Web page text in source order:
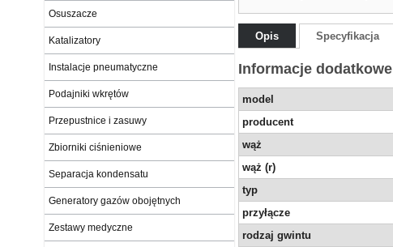
Opis Specyfikacja
Informacje dodatkowe
model
producent
wąż
wąż (r)
typ
przyłącze
rodzaj gwintu
Osuszacze
Katalizatory
Instalacje pneumatyczne
Podajniki wkrętów
Przepustnice i zasuwy
Zbiorniki ciśnieniowe
Separacja kondensatu
Generatory gazów obojętnych
Zestawy medyczne